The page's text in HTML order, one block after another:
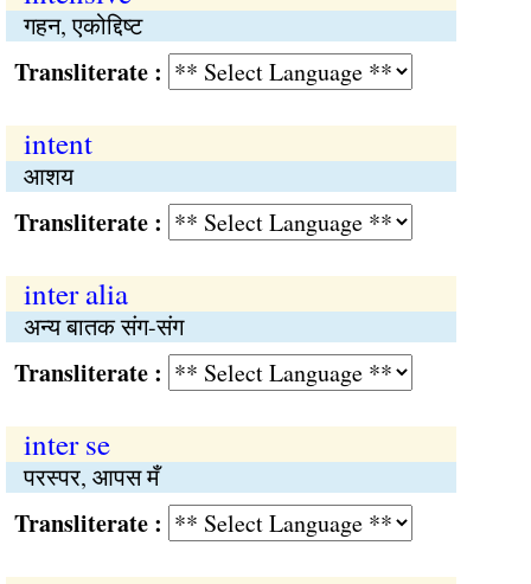
गहन, एकोद्दिष्ट
:
intent
आशय
:
inter alia
अन्य बातक संग-संग
:
inter se
परस्पर, आपस मँ
: